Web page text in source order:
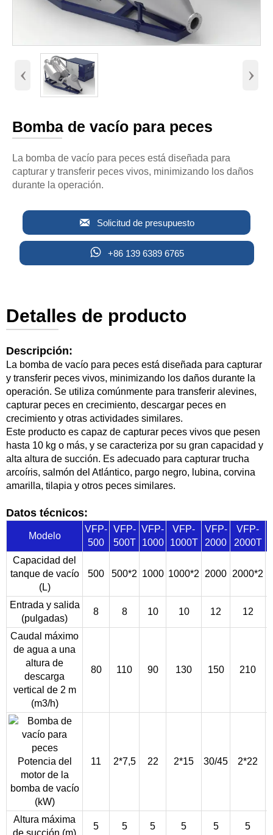
‹ ›
Bomba de vacío para peces
La bomba de vacío para peces está diseñada para
capturar y transferir peces vivos, minimizando los daños
durante la operación.
 Solicitud de presupuesto
 +86 139 6389 6765
Detalles de producto
Descripción:
La bomba de vacío para peces está diseñada para capturar
y transferir peces vivos, minimizando los daños durante la
operación. Se utiliza comúnmente para transferir alevines,
capturar peces en crecimiento, descargar peces en
crecimiento y otras actividades similares.
Este producto es capaz de capturar peces vivos que pesen
hasta 10 kg o más, y se caracteriza por su gran capacidad y
alta altura de succión. Es adecuado para capturar trucha
arcoíris, salmón del Atlántico, pargo negro, lubina, corvina
amarilla, tilapia y otros peces similares.
Datos técnicos:
Modelo
VFP-
500
VFP-
500T
VFP-
1000
VFP-
1000T
VFP-
2000
VFP-
2000T
Capacidad del
tanque de vacío
(L)
500 500*2 1000 1000*2 2000 2000*2
Entrada y salida
(pulgadas)
8 8 10 10 12 12
Caudal máximo
de agua a una
altura de
descarga
vertical de 2 m
(m3/h)
80 110 90 130 150 210
Potencia del
motor de la
bomba de vacío
(kW)
11 2*7,5 22 2*15 30/45 2*22
Altura máxima
de succión (m)
5 5 5 5 5 5